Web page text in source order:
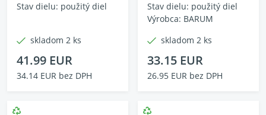
Stav dielu: použitý diel
skladom 2 ks
41.99 EUR
34.14 EUR bez DPH
Stav dielu: použitý diel
Výrobca: BARUM
skladom 2 ks
33.15 EUR
26.95 EUR bez DPH